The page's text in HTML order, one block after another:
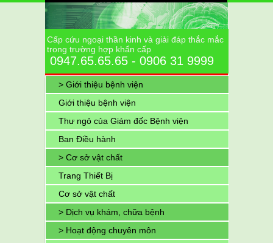
Cấp cứu ngoại thần kinh và giải đáp thắc mắc
trong trường hợp khẩn cấp
0947.65.65.65 - 0906 31 9999
> Giới thiệu bệnh viện
Giới thiệu bệnh viện
Thư ngỏ của Giám đốc Bệnh viện
Ban Điều hành
> Cơ sở vật chất
Trang Thiết Bị
Cơ sở vật chất
> Dịch vụ khám, chữa bệnh
> Hoạt động chuyên môn